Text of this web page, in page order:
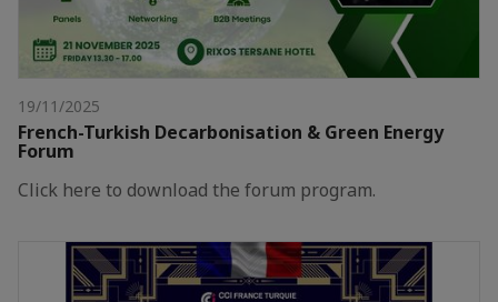
19/11/2025
French-Turkish Decarbonisation & Green Energy
Forum
Click here to download the forum program.